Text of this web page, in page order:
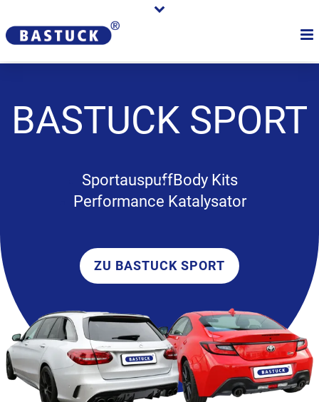
BASTUCK SPORT
SportauspuffBody Kits
Performance Katalysator
ZU BASTUCK SPORT